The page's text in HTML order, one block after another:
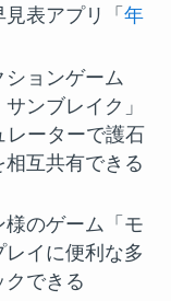
表アプリ「 年
ョンゲーム
ンブレイク」
レーターで護石
互共有できる
のゲーム「モ
イに便利な多
クできる